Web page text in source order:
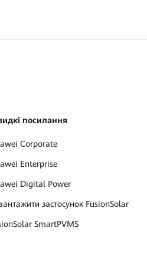
посилання
Corporate
Enterprise
Digital Power
застосунок FusionSolar
SmartPVMS